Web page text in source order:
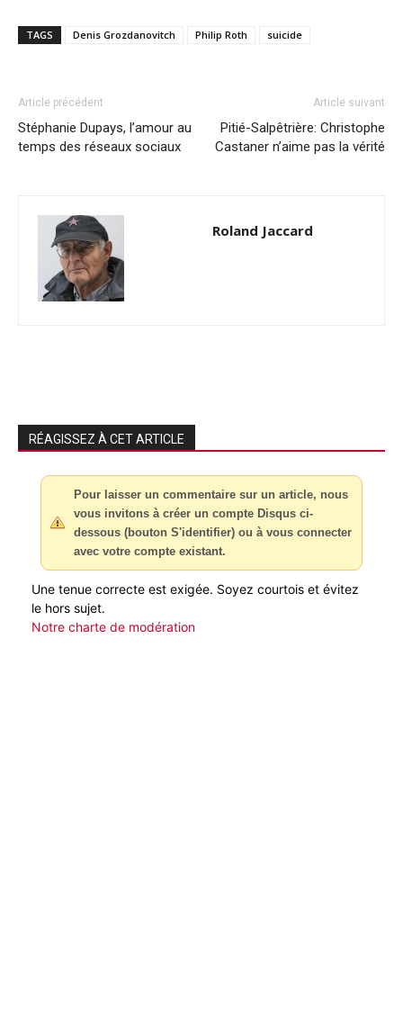
TAGS Denis Grozdanovitch Philip Roth suicide
Article précédent
Stéphanie Dupays, l’amour au
temps des réseaux sociaux
Article suivant
Pitié-Salpêtrière: Christophe
Castaner n’aime pas la vérité
Roland Jaccard
RÉAGISSEZ À CET ARTICLE
Pour laisser un commentaire sur un article, nous
vous invitons à créer un compte Disqus ci-
dessous (bouton S'identifier) ou à vous connecter
avec votre compte existant.
Une tenue correcte est exigée. Soyez courtois et évitez
le hors sujet.
Notre charte de modération